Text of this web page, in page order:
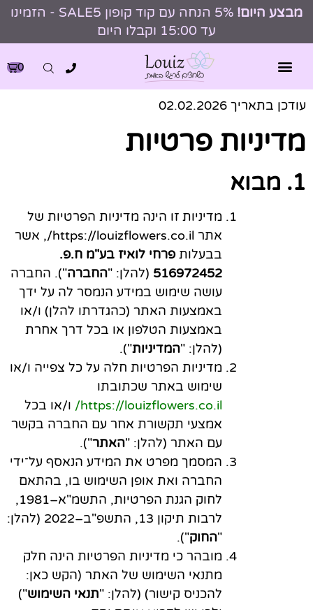
מבצע היום!
5% הנחה עם קוד קופון SALE5 - הזמינו
עד 15:00 וקבלו היום
0
עודכן בתאריך 02.02.2026
מדיניות פרטיות
1. מבוא
מדיניות זו הינה מדיניות הפרטיות של
אתר https://louizflowers.co.il/,
אשר
בבעלותפרחי לואיז בע"מ ח.פ.
516972452 (להלן: "החברה"). החברה
עושה שימוש במידע הנמסר לה על ידך
באמצעות האתר (כהגדרתו להלן) ו/או
באמצעות הטלפון או בכל דרך אחרת
(להלן: "המדיניות").
מדיניות הפרטיות חלה על כל צפייה ו/או
שימוש באתר שכתובתו
https://louizflowers.co.il/
ו/או בכל
אמצעי תקשורת אחר עם החברה בקשר
עם האתר (להלן: "האתר").
המסמך מפרט את המידע הנאסף על־ידי
החברה ואת אופן השימוש בו, בהתאם
לחוק הגנת הפרטיות, התשמ"א–1981,
לרבות תיקון 13, התשפ"ב–2022 (להלן:
"החוק").
מובהר כי מדיניות הפרטיות הינה חלק
מתנאי השימוש של האתר (הקש כאן:
להכניס קישור) (להלן: "תנאי השימוש")